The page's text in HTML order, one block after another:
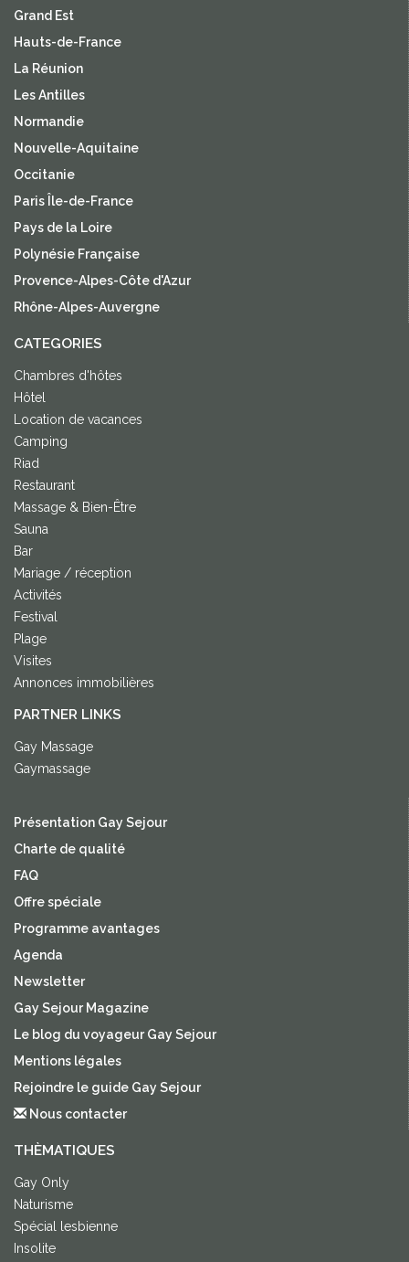
Grand Est
Hauts-de-France
La Réunion
Les Antilles
Normandie
Nouvelle-Aquitaine
Occitanie
Paris Île-de-France
Pays de la Loire
Polynésie Française
Provence-Alpes-Côte d'Azur
Rhône-Alpes-Auvergne
CATEGORIES
Chambres d'hôtes
Hôtel
Location de vacances
Camping
Riad
Restaurant
Massage & Bien-Être
Sauna
Bar
Mariage / réception
Activités
Festival
Plage
Visites
Annonces immobilières
PARTNER LINKS
Gay Massage
Gaymassage
Présentation Gay Sejour
Charte de qualité
FAQ
Offre spéciale
Programme avantages
Agenda
Newsletter
Gay Sejour Magazine
Le blog du voyageur Gay Sejour
Mentions légales
Rejoindre le guide Gay Sejour
Nous contacter
THÈMATIQUES
Gay Only
Naturisme
Spécial lesbienne
Insolite